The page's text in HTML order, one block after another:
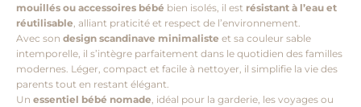
mouillés ou accessoires bébé bien isolés, il est résistant à l’eau et
réutilisable, alliant praticité et respect de l’environnement.
Avec son design scandinave minimaliste et sa couleur sable
intemporelle, il s’intègre parfaitement dans le quotidien des familles
modernes. Léger, compact et facile à nettoyer, il simplifie la vie des
parents tout en restant élégant.
Un essentiel bébé nomade, idéal pour la garderie, les voyages ou